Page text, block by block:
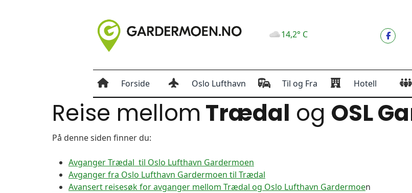
14,2° C
Forside Oslo Lufthavn Til og Fra Hotell
Reise mellom Trædal og OSL
På denne siden finner du:
Avganger Trædal til Oslo Lufthavn Gardermoen
Avganger fra Oslo Lufthavn Gardermoen til Trædal
Avansert reisesøk for avganger mellom Trædal og Oslo Lufthavn Gardermoen